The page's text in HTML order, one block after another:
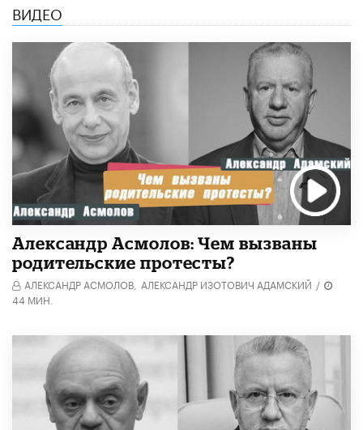
ВИДЕО
Александр Асмолов: Чем вызваны
родительские протесты?
АЛЕКСАНДР АСМОЛОВ, АЛЕКСАНДР ИЗОТОВИЧ АДАМСКИЙ /
44 МИН.